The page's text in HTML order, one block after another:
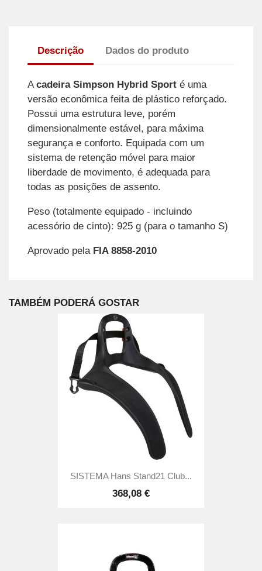
Descrição Dados do produto
Acadeira Simpson Hybrid Sporté uma
versão econômica feita de plástico reforçado.
Possui uma estrutura leve, porém
dimensionalmente estável, para máxima
segurança e conforto. Equipada com um
sistema de retenção móvel para maior
liberdade de movimento, é adequada para
todas as posições de assento.
Peso (totalmente equipado - incluindo
acessório de cinto): 925 g (para o tamanho S)
Aprovado pela FIA 8858-2010
TAMBÉM PODERÁ GOSTAR
SISTEMA Hans Stand21 Club...
368,08 €